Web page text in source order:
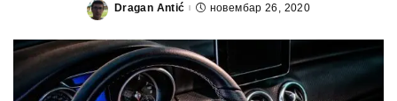
Posted
Dragan Antić новембар 26, 2020